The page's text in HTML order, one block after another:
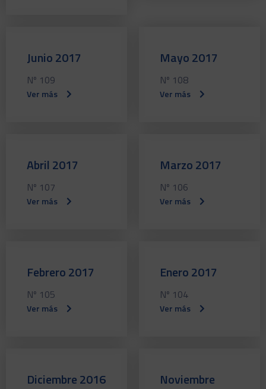
Junio 2017
Nº 109
Ver más
Mayo 2017
Nº 108
Ver más
Abril 2017
Nº 107
Ver más
Marzo 2017
Nº 106
Ver más
Febrero 2017
Nº 105
Ver más
Enero 2017
Nº 104
Ver más
Diciembre 2016
Noviembre